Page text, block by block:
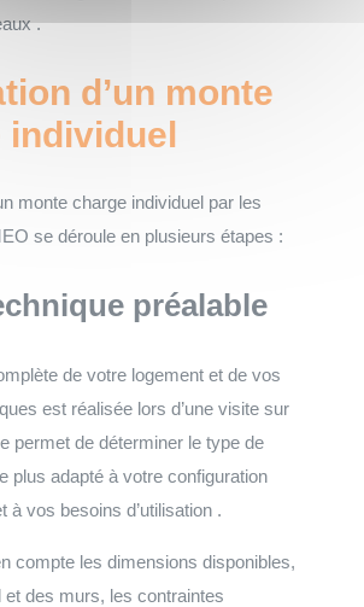
.
d’un monte
individuel
monte charge individuel par les
se déroule en plusieurs étapes :
préalable
de votre logement et de vos
est réalisée lors d’une visite sur
permet de déterminer le type de
plus adapté à votre configuration
à vos besoins d’utilisation .
compte les dimensions disponibles,
et des murs, les contraintes